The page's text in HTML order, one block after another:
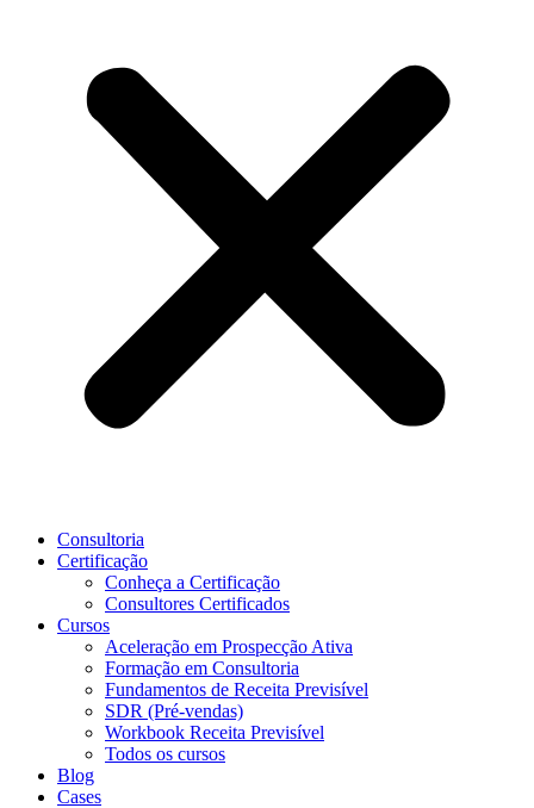
Consultoria
Certificação
Conheça a Certificação
Consultores Certificados
Cursos
Aceleração em Prospecção Ativa
Formação em Consultoria
Fundamentos de Receita Previsível
SDR (Pré-vendas)
Workbook Receita Previsível
Todos os cursos
Blog
Cases